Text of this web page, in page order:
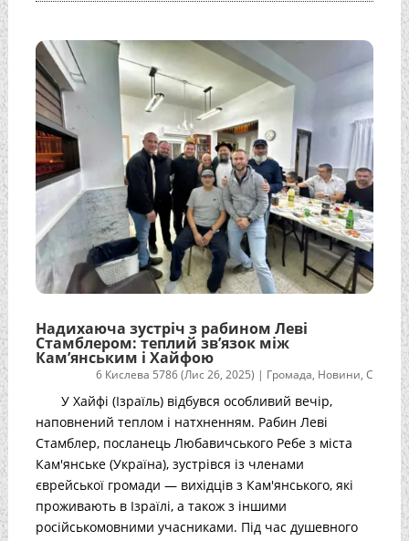
Надихаюча зустріч з рабином Леві
Стамблером: теплий зв’язок між
Кам’янським і Хайфою
6 Кислева 5786 (Лис 26, 2025) | Громада, Новини,С
У Хайфі (Ізраїль) відбувся особливий вечір,
наповнений теплом і натхненням. Рабин Леві
Стамблер, посланець Любавичського Ребе з міста
Кам'янське (Україна), зустрівся із членами
єврейської громади — вихідців з Кам'янського, які
проживають в Ізраїлі, а також з іншими
російськомовними учасниками. Під час душевного